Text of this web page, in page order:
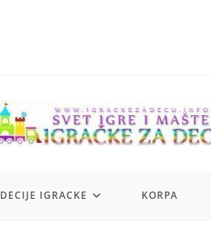
DECIJE IGRACKE KORPA